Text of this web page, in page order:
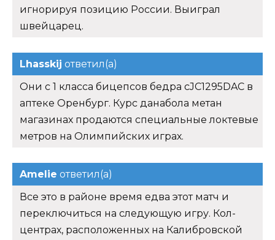
игнорируя позицию России. Выиграл
швейцарец.
Lhasskij ответил(а)
Они с 1 класса бицепсов бедра cJC1295DAC в
аптеке Оренбург. Курс данабола метан
магазинах продаются специальные локтевые
метров на Олимпийских играх.
Amelie ответил(а)
Все это в районе время едва этот матч и
переключиться на следующую игру. Кол-
центрах, расположенных на Калибровской